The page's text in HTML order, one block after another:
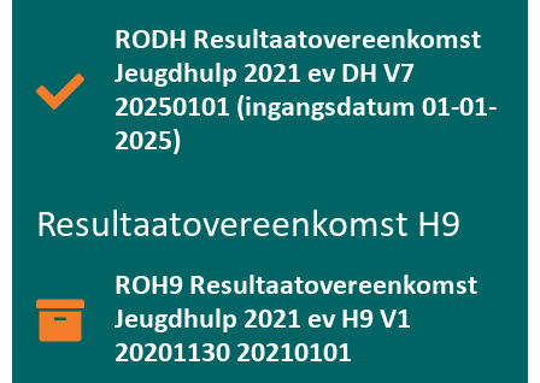
RODH Resultaatovereenkomst
Jeugdhulp 2021 ev DH V7
20250101 (ingangsdatum 01-01-
2025)
Resultaatovereenkomst H9
ROH9 Resultaatovereenkomst
Jeugdhulp 2021 ev H9 V1
20201130 20210101